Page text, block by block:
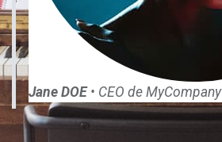
Jane DOE• CEO de MyCompany